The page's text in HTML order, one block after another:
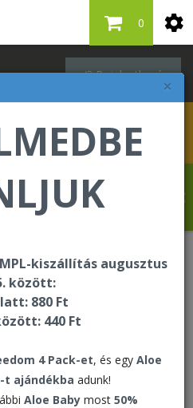
×
kiszállítás augusztus
között:
880 Ft
440 Ft
4 Pack-et, és egy Aloe
t ajándékba adunk!
Aloe Baby most 50%
Bejelentkezés
0
Önt a Forever Living
áruházában!